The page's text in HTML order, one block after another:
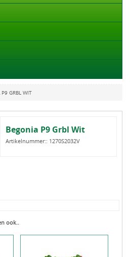
P9 GRBL WIT
Begonia P9 Grbl Wit
Artikelnummer:: 1270S2032V
ook..